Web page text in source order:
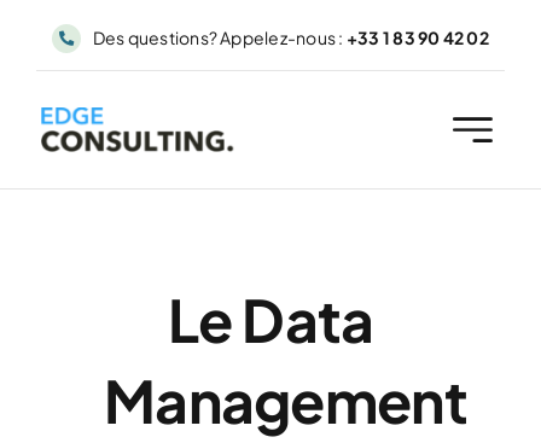
Des questions? Appelez-nous : +33 1 83 90 42 02
Le Data
Management